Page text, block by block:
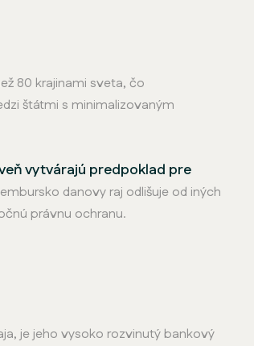
80 krajinami sveta, čo
štátmi s minimalizovaným
vytvárajú predpoklad pre
danovy raj odlišuje od iných
právnu ochranu.
je jeho vysoko rozvinutý bankový